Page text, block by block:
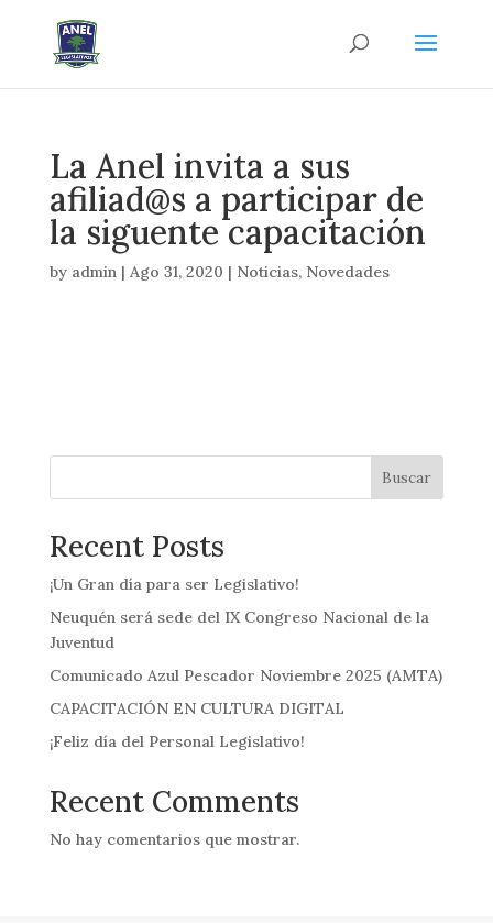
La Anel invita a sus
afiliad@s a participar de
la siguente capacitación
by admin| Ago 31, 2020 | Noticias, Novedades
Buscar
Recent Posts
¡Un Gran día para ser Legislativo!
Neuquén será sede del IX Congreso Nacional de la
Juventud
Comunicado Azul Pescador Noviembre 2025 (AMTA)
CAPACITACIÓN EN CULTURA DIGITAL
¡Feliz día del Personal Legislativo!
Recent Comments
No hay comentarios que mostrar.